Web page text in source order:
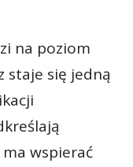
na poziom
staje się jedną
wspierać